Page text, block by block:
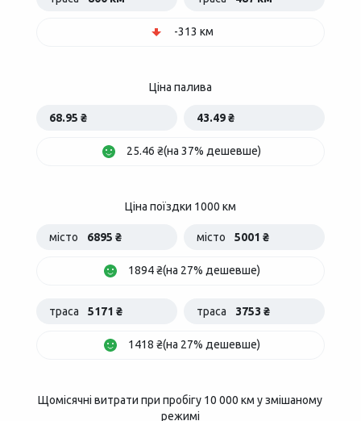
-313 км
Ціна палива
68.95 ₴ 43.49 ₴
25.46 ₴(на 37% дешевше)
Ціна поїздки 1000 км
місто 6895 ₴ місто 5001 ₴
1894 ₴(на 27% дешевше)
траса 5171 ₴ траса 3753 ₴
1418 ₴(на 27% дешевше)
Щомісячні витрати при пробігу 10 000 км у змішаному
режимі